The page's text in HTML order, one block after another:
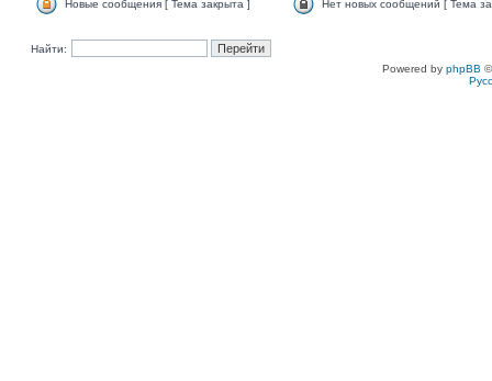
Новые сообщения [ Тема закрыта ] Нет новых сообщений [ Тема
Найти:
Powered by phpBB